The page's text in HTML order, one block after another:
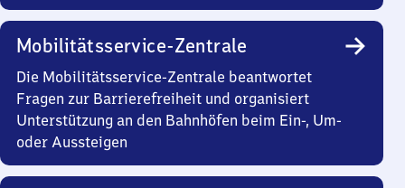
Mobilitätsservice-Zentrale
Die Mobilitätsservice-Zentrale beantwortet
Fragen zur Barrierefreiheit und organisiert
Unterstützung an den Bahnhöfen beim Ein-, Um-
oder Aussteigen